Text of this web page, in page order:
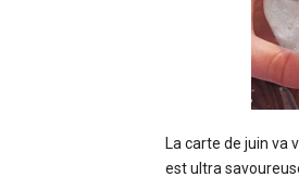
La carte de juin va
est ultra